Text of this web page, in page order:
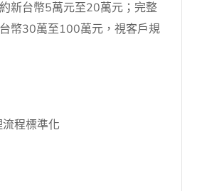
新台幣5萬元至20萬元；完整
幣30萬至100萬元，視客戶規
程標準化